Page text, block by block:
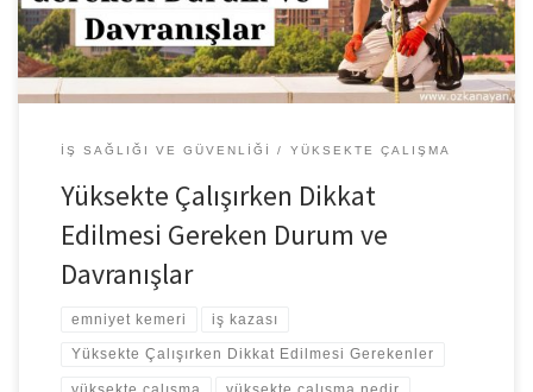
bırakmayın. kenardan uzakta […]
İŞ SAĞLIĞI VE GÜVENLIĞI YÜKSEKTE ÇALIŞMA
Yüksekte Çalışırken Dikkat
Edilmesi Gereken Durum ve
Davranışlar
emniyet kemeri iş kazası
Yüksekte Çalışırken Dikkat Edilmesi Gerekenler